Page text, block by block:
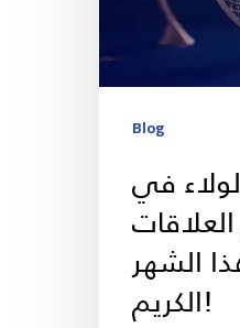
Blog
في
الشهر
الكريم!